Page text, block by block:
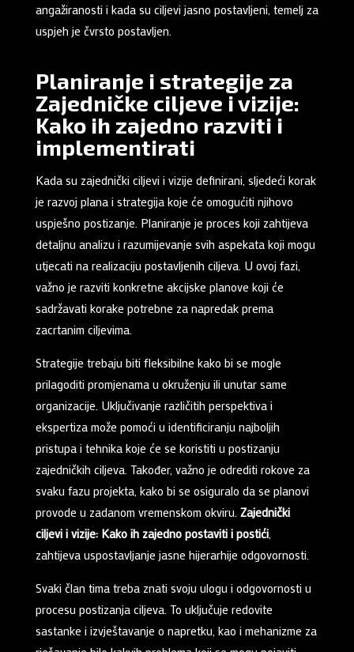
angažiranosti i kada su ciljevi jasno postavljeni, temelj za
uspjeh je čvrsto postavljen.
Planiranje i strategije za
Zajedničke ciljeve i vizije:
Kako ih zajedno razviti i
implementirati
Kada su zajednički ciljevi i vizije definirani, sljedeći korak
je razvoj plana i strategija koje će omogućiti njihovo
uspješno postizanje. Planiranje je proces koji zahtijeva
detaljnu analizu i razumijevanje svih aspekata koji mogu
utjecati na realizaciju postavljenih ciljeva. U ovoj fazi,
važno je razviti konkretne akcijske planove koji će
sadržavati korake potrebne za napredak prema
zacrtanim ciljevima.
Strategije trebaju biti fleksibilne kako bi se mogle
prilagoditi promjenama u okruženju ili unutar same
organizacije. Uključivanje različitih perspektiva i
ekspertiza može pomoći u identificiranju najboljih
pristupa i tehnika koje će se koristiti u postizanju
zajedničkih ciljeva. Također, važno je odrediti rokove za
svaku fazu projekta, kako bi se osiguralo da se planovi
provode u zadanom vremenskom okviru. Zajednički
ciljevi i vizije: Kako ih zajedno postaviti i postići,
zahtijeva uspostavljanje jasne hijerarhije odgovornosti.
Svaki član tima treba znati svoju ulogu i odgovornosti u
procesu postizanja ciljeva. To uključuje redovite
sastanke i izvještavanje o napretku, kao i mehanizme za